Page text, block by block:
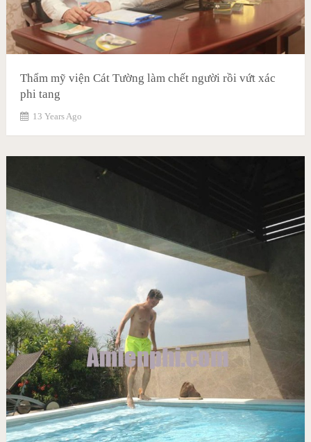
Thẩm mỹ viện Cát Tường làm chết người rồi vứt xác
phi tang
13 Years Ago